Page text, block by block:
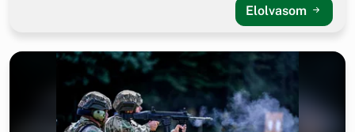
Elolvasom